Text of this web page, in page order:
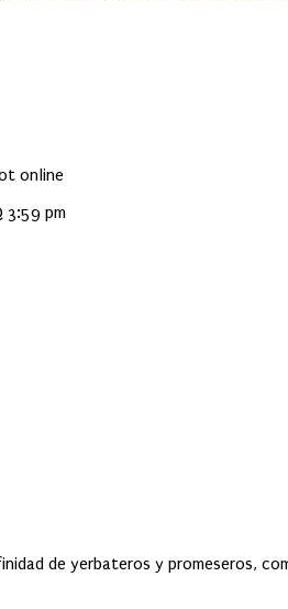
online
3:59 pm
de yerbateros y promeseros,